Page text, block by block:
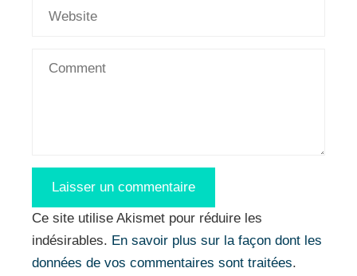
Ce site utilise Akismet pour réduire les
indésirables. En savoir plus sur la façon dont les
données de vos commentaires sont traitées.